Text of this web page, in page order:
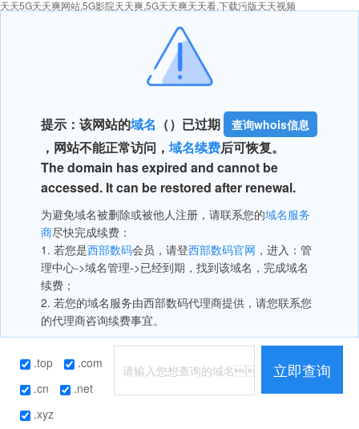
天天5G天天爽网站,5G影院天天爽,5G天天爽天天看,下载污版天天视频
提示：该网站的域名 （）已过期 查询whois信息
，网站不能正常访问， 域名续费后可恢复。
The domain has expired and cannot be
accessed. It can be restored after renewal.
为避免域名被删除或被他人注册，请联系您的域名服务
商尽快完成续费：
1. 若您是西部数码会员，请登西部数码官网 ，进入：管
理中心->域名管理->已经到期，找到该域名，完成域名
续费；
2. 若您的域名服务由西部数码代理商提供，请您联系您
的代理商咨询续费事宜。
.top
.com
.cn
.net
.xyz
立即查询